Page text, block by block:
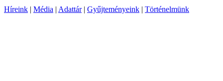
Híreink | Média | Adattár| Gyűjteményeink | Történelmünk